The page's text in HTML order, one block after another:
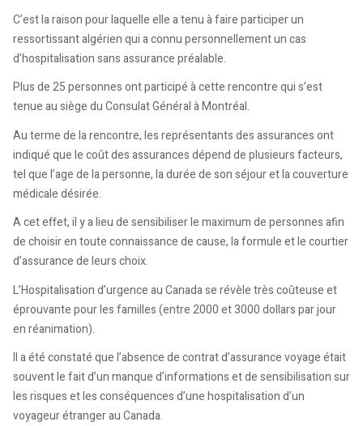
C’est la raison pour laquelle elle a tenu à faire participer un
ressortissant algérien qui a connu personnellement un cas
d’hospitalisation sans assurance préalable.
Plus de 25 personnes ont participé à cette rencontre qui s’est
tenue au siège du Consulat Général à Montréal.
Au terme de la rencontre, les représentants des assurances ont
indiqué que le coût des assurances dépend de plusieurs facteurs,
tel que l’age de la personne, la durée de son séjour et la couverture
médicale désirée.
A cet effet, il y a lieu de sensibiliser le maximum de personnes afin
de choisir en toute connaissance de cause, la formule et le courtier
d’assurance de leurs choix.
L’Hospitalisation d’urgence au Canada se révèle très coûteuse et
éprouvante pour les familles (entre 2000 et 3000 dollars par jour
en réanimation).
Il a été constaté que l’absence de contrat d’assurance voyage était
souvent le fait d’un manque d’informations et de sensibilisation sur
les risques et les conséquences d’une hospitalisation d’un
voyageur étranger au Canada.